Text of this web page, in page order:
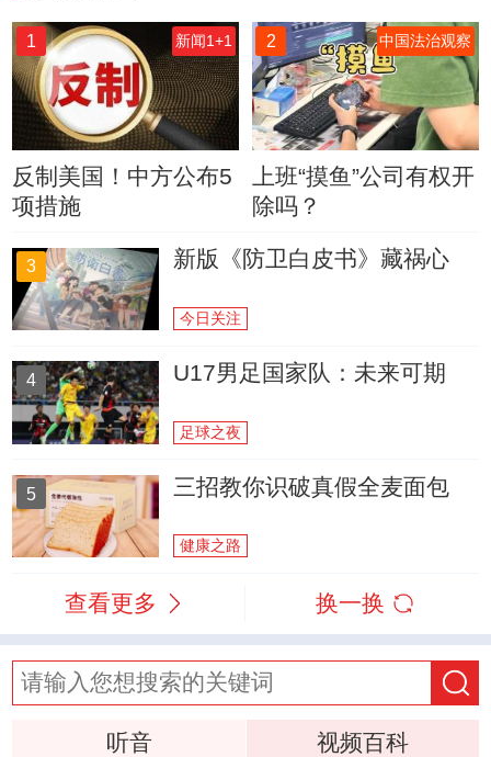
1 新闻1+1
反制美国！中方公布5
项措施
2 中国法治观察
上班“摸鱼”公司有权开
除吗？
3 新版《防卫白皮书》藏祸心
今日关注
4 U17男足国家队：未来可期
足球之夜
5 三招教你识破真假全麦面包
健康之路
查看更多 换一换
听音 视频百科